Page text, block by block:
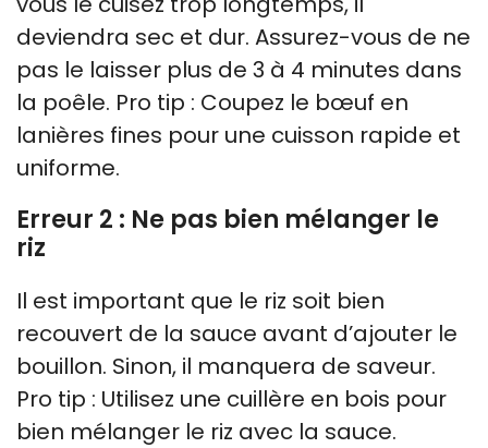
deviendra sec et dur. Assurez-vous de ne
pas le laisser plus de 3 à 4 minutes dans
la poêle. Pro tip : Coupez le bœuf en
lanières fines pour une cuisson rapide et
uniforme.
Erreur 2 : Ne pas bien mélanger le
riz
Il est important que le riz soit bien
recouvert de la sauce avant d’ajouter le
bouillon. Sinon, il manquera de saveur.
Pro tip : Utilisez une cuillère en bois pour
bien mélanger le riz avec la sauce.